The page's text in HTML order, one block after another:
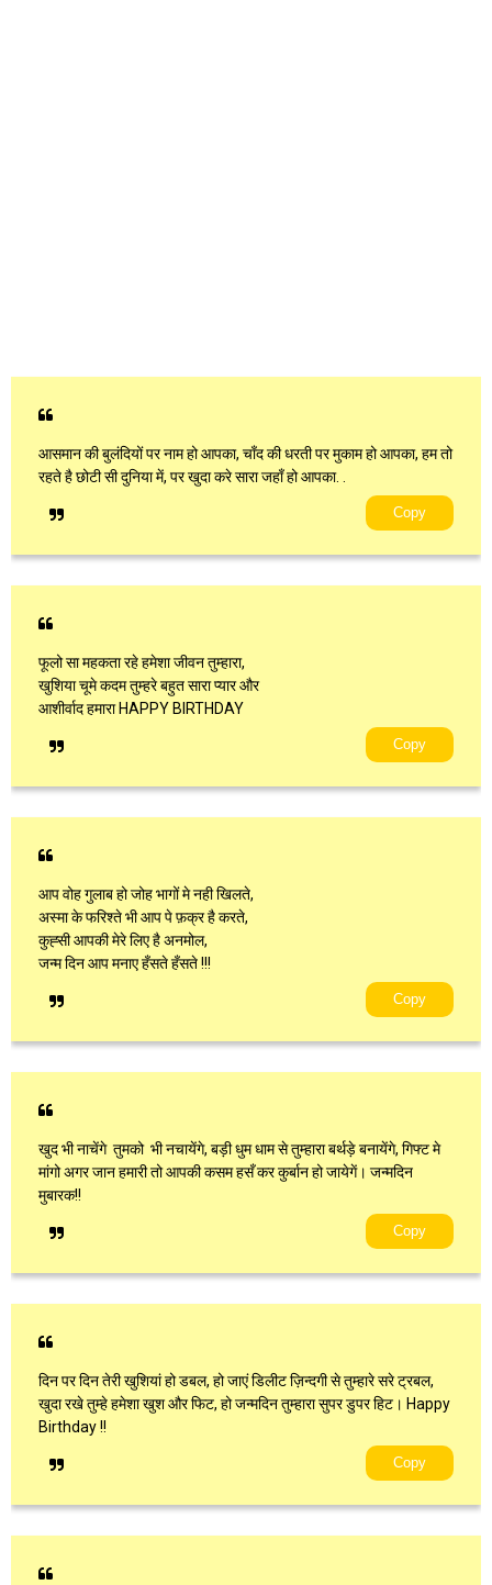
आसमान की बुलंदियों पर नाम हो आपका, चाँद की धरती पर मुकाम हो आपका, हम तो
रहते है छोटी सी दुनिया में, पर खुदा करे सारा जहाँ हो आपका. .
Copy
फूलो सा महकता रहे हमेशा जीवन तुम्हारा,
खुशिया चूमे कदम तुम्हरे बहुत सारा प्यार और
आशीर्वाद हमारा HAPPY BIRTHDAY
Copy
आप वोह गुलाब हो जोह भागों मे नही खिलते,
अस्मा के फरिश्ते भी आप पे फ़क्र है करते,
कुह्सी आपकी मेरे लिए है अनमोल,
जन्म दिन आप मनाए हँसते हँसते !!!
Copy
खुद भी नाचेंगे ‍ तुमको ‍ भी नचायेंगे, बड़ी धुम धाम से तुम्हारा बर्थड़े बनायेंगे, गिफ्ट मे
मांगो अगर जान हमारी तो आपकी ‍कसम हसँ कर कुर्बान हो जायेगें। जन्मदिन
मुबारक!!
Copy
दिन पर दिन तेरी खुशियां हो डबल, हो जाएं डिलीट ज़िन्दगी से तुम्हारे सरे ट्रबल,
खुदा रखे तुम्हे हमेशा खुश और फिट, हो जन्मदिन तुम्हारा सुपर डुपर हिट। Happy
Birthday !!
Copy